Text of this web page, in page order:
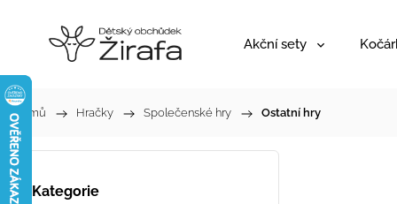
Akční sety
Domů / Hračky / Společenské hry / Ostatní hry
Kategorie